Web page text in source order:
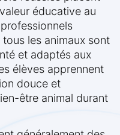
éducative au
tous les animaux sont
et adaptés aux
élèves apprennent
douce et
être animal durant